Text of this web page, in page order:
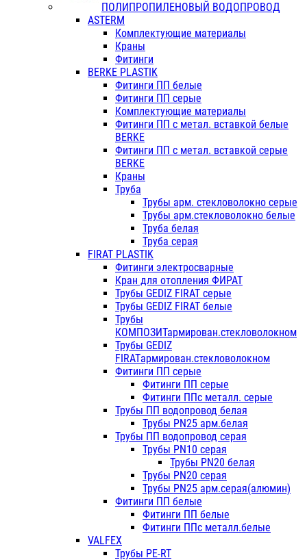
ПОЛИПРОПИЛЕНОВЫЙ ВОДОПРОВОД
ASTERM
Комплектующие материалы
Краны
Фитинги
BERKE PLASTIK
Фитинги ПП белые
Фитинги ПП серые
Комплектующие материалы
Фитинги ПП с метал. вставкой белые
BERKE
Фитинги ПП с метал. вставкой серые
BERKE
Краны
Труба
Трубы арм. стекловолокно серые
Трубы арм.стекловолокно белые
Труба белая
Труба серая
FIRAT PLASTIK
Фитинги электросварные
Кран для отопления ФИРАТ
Трубы GEDIZ FIRAT серые
Трубы GEDIZ FIRAT белые
Трубы
КОМПОЗИТармирован.стекловолокном
Трубы GEDIZ
FIRATармирован.стекловолокном
Фитинги ПП серые
Фитинги ПП серые
Фитинги ППс металл. серые
Трубы ПП водопровод белая
Трубы PN25 арм.белая
Трубы ПП водопровод серая
Трубы PN10 серая
Трубы PN20 белая
Трубы PN20 серая
Трубы PN25 арм.серая(алюмин)
Фитинги ПП белые
Фитинги ПП белые
Фитинги ППс металл.белые
VALFEX
Трубы PE-RT